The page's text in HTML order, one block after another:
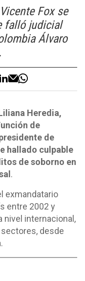
Fox se
falló judicial
Álvaro
Heredia,
de
de
hallado culpable
de soborno en
.
exmandatario
entre 2002 y
nivel internacional,
desde